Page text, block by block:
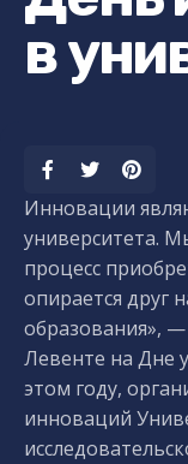
в
Инновации
университета.
процесс
опирается друг
образования»,
Левенте на Дне
этом году,
инноваций